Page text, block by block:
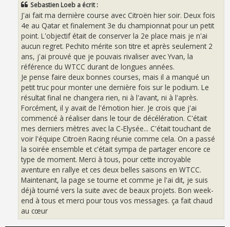
Sebastien Loeb a écrit :
J'ai fait ma dernière course avec Citroën hier soir. Deux fois
4e au Qatar et finalement 3e du championnat pour un petit
point. L'objectif était de conserver la 2e place mais je n'ai
aucun regret. Pechito mérite son titre et après seulement 2
ans, j'ai prouvé que je pouvais rivaliser avec Yvan, la
référence du WTCC durant de longues années.
Je pense faire deux bonnes courses, mais il a manqué un
petit truc pour monter une dernière fois sur le podium. Le
résultat final ne changera rien, ni à l'avant, ni à l'après.
Forcément, il y avait de l'émotion hier. Je crois que j'ai
commencé à réaliser dans le tour de décélération. C'était
mes derniers mètres avec la C-Elysée... C'était touchant de
voir l'équipe Citroën Racing réunie comme cela. On a passé
la soirée ensemble et c'était sympa de partager encore ce
type de moment. Merci à tous, pour cette incroyable
aventure en rallye et ces deux belles saisons en WTCC.
Maintenant, la page se tourne et comme je l'ai dit, je suis
déjà tourné vers la suite avec de beaux projets. Bon week-
end à tous et merci pour tous vos messages. ça fait chaud
au cœur